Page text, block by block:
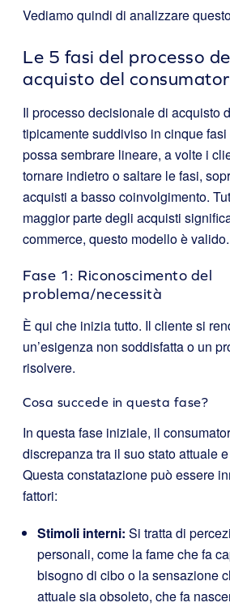
Vediamo quindi di analizzare
Le 5 fasi del processo
acquisto del
Il processo decisionale di acquisto
tipicamente suddiviso in cinque
possa sembrare lineare, a volte i
tornare indietro o saltare le fasi,
acquisti a basso coinvolgimento.
maggior parte degli acquisti
commerce, questo modello è valido.
Fase 1: Riconoscimento del
problema/necessità
È qui che inizia tutto. Il cliente si
un’esigenza non soddisfatta o un
risolvere.
Cosa succede in questa fase?
In questa fase iniziale, il
discrepanza tra il suo stato attuale
Questa constatazione può essere
fattori:
Stimoli interni: Si tratta di
personali, come la fame che fa
bisogno di cibo o la sensazione
attuale sia obsoleto, che fa